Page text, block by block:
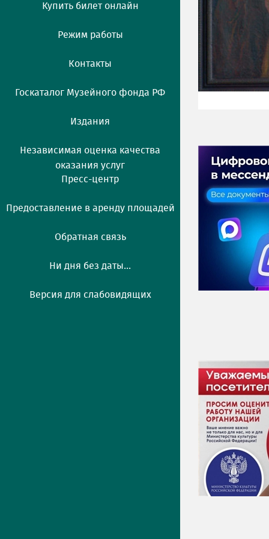
Купить билет онлайн
Режим работы
Контакты
Госкаталог Музейного фонда РФ
Издания
Независимая оценка качества
оказания услуг
Пресс-центр
Предоставление в аренду площадей
Обратная связь
Ни дня без даты...
Версия для слабовидящих